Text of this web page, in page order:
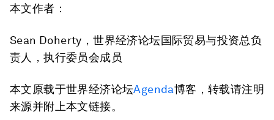
本文作者：
Sean Doherty，世界经济论坛国际贸易与投资总负
责人，执行委员会成员
本文原载于世界经济论坛Agenda博客，转载请注明
来源并附上本文链接。